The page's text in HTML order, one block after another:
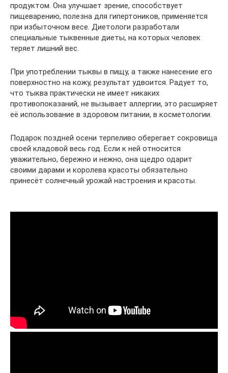
продуктом. Она улучшает зрение, способствует
пищеварению, полезна для гипертоников, применяется
при избыточном весе. Диетологи разработали
специальные тыквенные диеты, на которых человек
теряет лишний вес.
При употреблении тыквы в пищу, а также нанесение его
поверхностно на кожу, результат удвоится. Радует то,
что тыква практически не имеет никаких
противопоказаний, не вызывает аллергии, это расширяет
её использование в здоровом питании, в косметологии.
Подарок поздней осени терпеливо оберегает сокровища
своей кладовой весь год. Если к ней относится
уважительно, бережно и нежно, она щедро одарит
своими дарами и королева красоты обязательно
принесёт солнечный урожай настроения и красоты.